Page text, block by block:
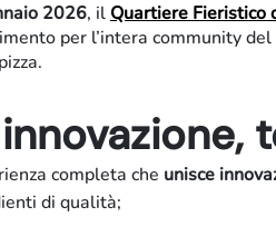
2026, il Quartiere Fieristico
per l’intera community
completa che unisce
di qualità;